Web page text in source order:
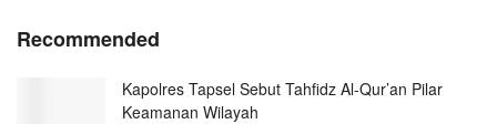
Recommended
Kapolres Tapsel Sebut Tahfidz Al-Qur’an Pilar
Keamanan Wilayah